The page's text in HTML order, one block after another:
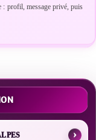
: profil, message privé, puis